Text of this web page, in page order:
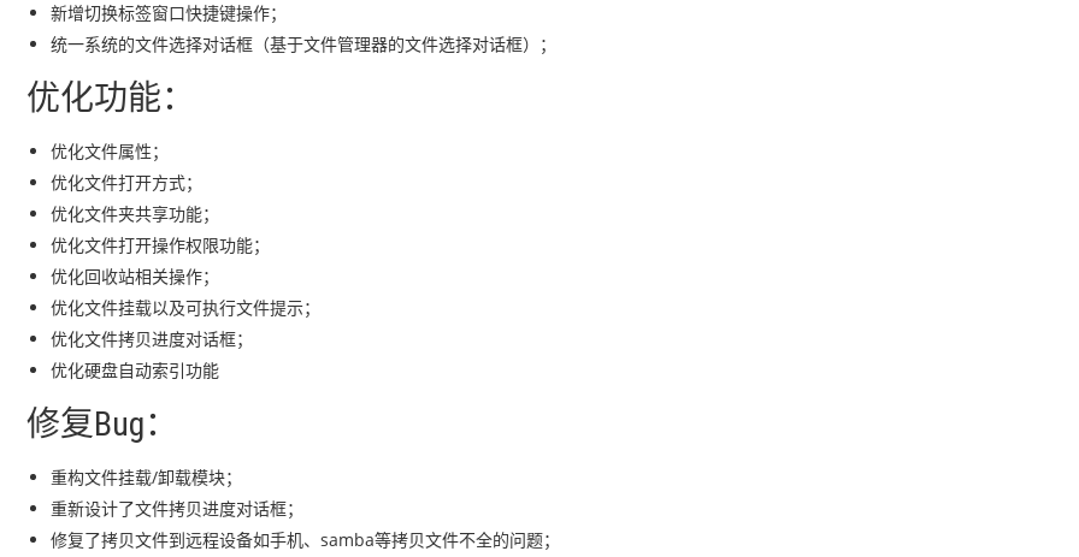
新增切换标签窗口快捷键操作；
统一系统的文件选择对话框（基于文件管理器的文件选择对话框）；
优化功能：
优化文件属性；
优化文件打开方式；
优化文件夹共享功能；
优化文件打开操作权限功能；
优化回收站相关操作；
优化文件挂载以及可执行文件提示；
优化文件拷贝进度对话框；
优化硬盘自动索引功能
修复Bug：
重构文件挂载/卸载模块；
重新设计了文件拷贝进度对话框；
修复了拷贝文件到远程设备如手机、samba等拷贝文件不全的问题；